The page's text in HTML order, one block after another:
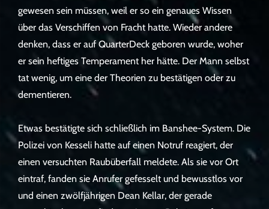
gewesen sein müssen, weil er so ein genaues Wissen
über das Verschiffen von Fracht hatte. Wieder andere
denken, dass er auf QuarterDeck geboren wurde, woher
er sein heftiges Temperament her hätte. Der Mann selbst
tat wenig, um eine der Theorien zu bestätigen oder zu
dementieren.
Etwas bestätigte sich schließlich im Banshee-System. Die
Polizei von Kesseli hatte auf einen Notruf reagiert, der
einen versuchten Raubüberfall meldete. Als sie vor Ort
eintraf, fanden sie Anrufer gefesselt und bewusstlos vor
und einen zwölfjährigen Dean Kellar, der gerade